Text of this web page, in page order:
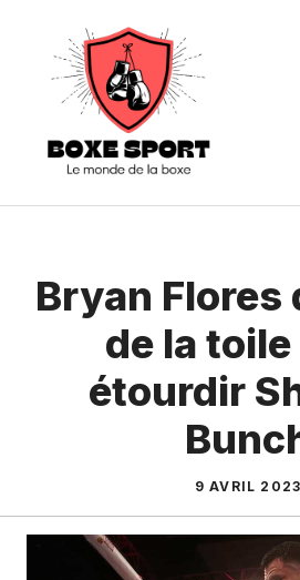
contenu
Bryan Flores
de la
étourdir
9 AVRIL 2023